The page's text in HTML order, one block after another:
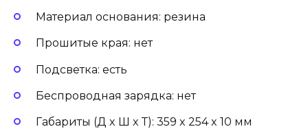
Материал основания: резина
Прошитые края: нет
Подсветка: есть
Беспроводная зарядка: нет
Габариты (Д x Ш x Т): 359 x 254 x 10 мм